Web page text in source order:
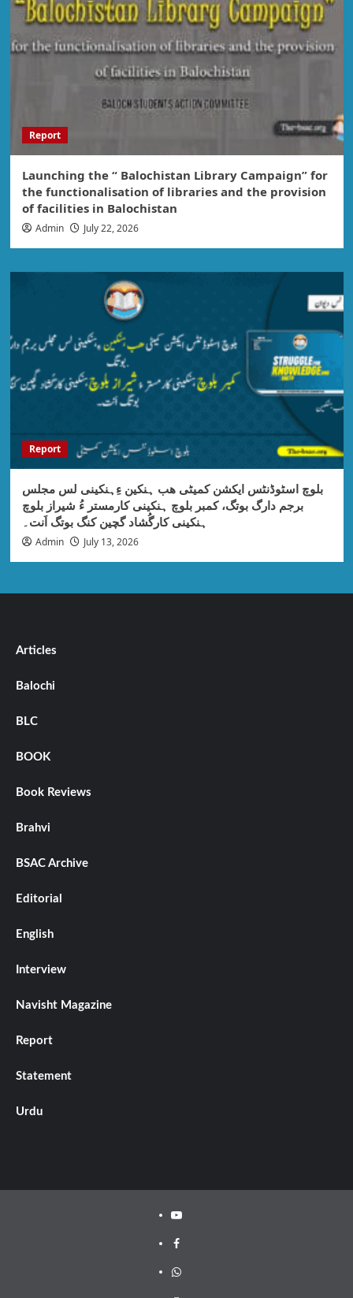
Report
Launching the “ Balochistan Library Campaign” for
the functionalisation of libraries and the provision
of facilities in Balochistan
Admin July 22, 2026
Report
بلوچ اسٹوڈنٹس ایکشن کمیٹی ھب ہنکین ءِہنکینی لس مجلس
برجم دارگ بوتگ، کمبر بلوچ ہنکینی کارمستر ءُ شیراز بلوچ
ہنکینی کارگُشاد گچین کنگ بوتگ اَنت۔
Admin July 13, 2026
Articles
Balochi
BLC
BOOK
Book Reviews
Brahvi
BSAC Archive
Editorial
English
Interview
Navisht Magazine
Report
Statement
Urdu